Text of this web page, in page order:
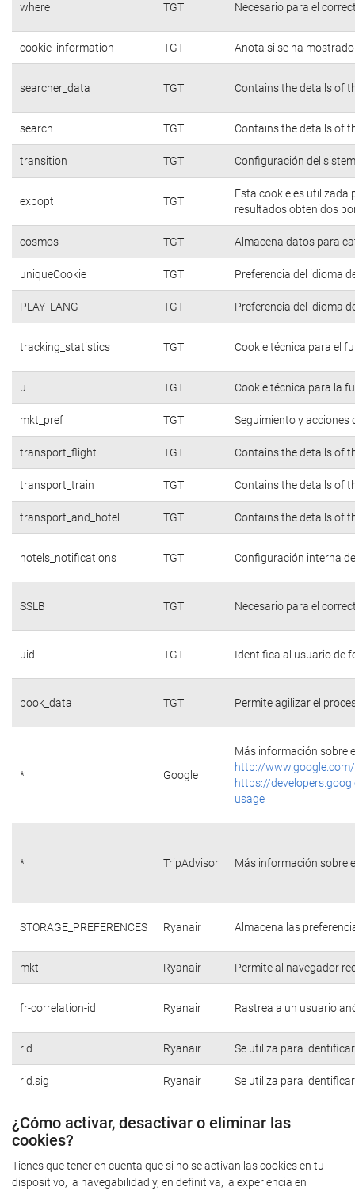
where TGT Necesario para el
cookie_information TGT Anota si se ha
searcher_data TGT Contains the details of
search TGT Contains the details of
transition TGT Configuración del
expopt TGT
Esta cookie es utilizada
resultados obtenidos
cosmos TGT Almacena datos para
uniqueCookie TGT Preferencia del idioma
PLAY_LANG TGT Preferencia del idioma
tracking_statistics TGT Cookie técnica para el
u TGT Cookie técnica para la
mkt_pref TGT Seguimiento y acciones
transport_flight TGT Contains the details of
transport_train TGT Contains the details of
transport_and_hotel TGT Contains the details of
hotels_notifications TGT Configuración interna
SSLB TGT Necesario para el
uid TGT Identifica al usuario de
book_data TGT Permite agilizar el
* Google
Más información sobre
http://
https://
usage
* TripAdvisor Más información sobre
STORAGE_PREFERENCES Ryanair Almacena las
mkt Ryanair Permite al navegador
fr-correlation-id Ryanair Rastrea a un usuario
rid Ryanair Se utiliza para
rid.sig Ryanair Se utiliza para
¿Cómo activar, desactivar o eliminar las
cookies?
Tienes que tener en cuenta que si no se activan las cookies en tu
dispositivo, la navegabilidad y, en definitiva, la experiencia en